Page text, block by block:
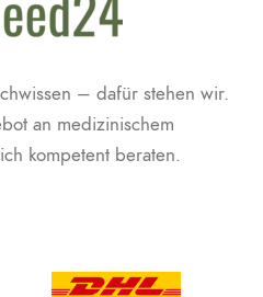
– dafür stehen wir.
an medizinischem
kompetent beraten.